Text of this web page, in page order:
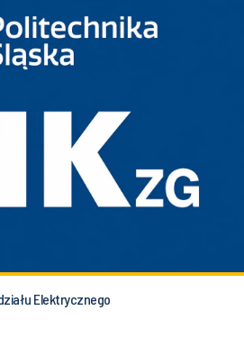
Elektrycznego